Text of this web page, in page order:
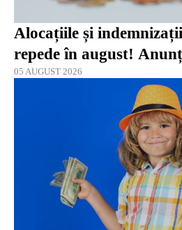
Alocațiile și
repede în august!
05 AUGUST 2026